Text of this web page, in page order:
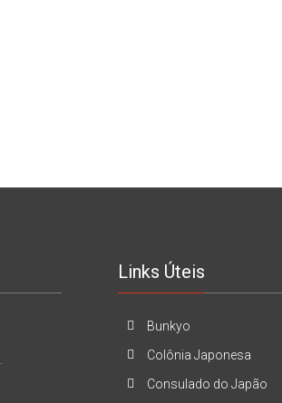
Links Úteis
Bunkyo
Colônia Japonesa
Consulado do Japão